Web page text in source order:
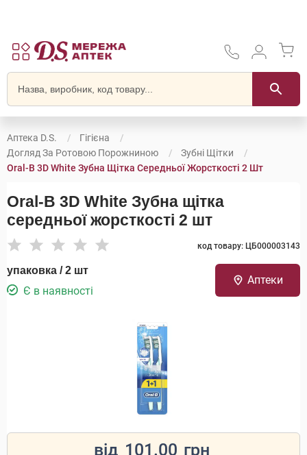
Аптека D.S.
Гігієна
Догляд За Ротовою Порожниною
Зубні Щітки
Oral-B 3D White Зубна Щітка Середньої Жорсткості 2 Шт
Oral-B 3D White Зубна щітка
середньої жорсткості 2 шт
код товару: ЦБ000003143
упаковка / 2 шт
Є в наявності
Аптеки
від 101.00 грн